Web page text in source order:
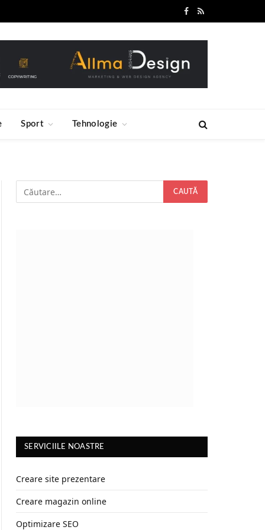
Facebook
RSS
Sport Tehnologie
SERVICIILE NOASTRE
Creare site prezentare
Creare magazin online
Optimizare SEO